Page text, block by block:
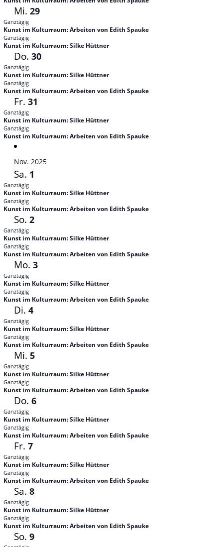
Mi. 29
Ganztägig
Kunst im Kulturraum: Arbeiten von Edith Spauke
Ganztägig
Kunst im Kulturraum: Silke Hüttner
Do. 30
Ganztägig
Kunst im Kulturraum: Silke Hüttner
Ganztägig
Kunst im Kulturraum: Arbeiten von Edith Spauke
Fr. 31
Ganztägig
Kunst im Kulturraum: Silke Hüttner
Ganztägig
Kunst im Kulturraum: Arbeiten von Edith Spauke
Nov. 2025
Sa. 1
Ganztägig
Kunst im Kulturraum: Silke Hüttner
Ganztägig
Kunst im Kulturraum: Arbeiten von Edith Spauke
So. 2
Ganztägig
Kunst im Kulturraum: Silke Hüttner
Ganztägig
Kunst im Kulturraum: Arbeiten von Edith Spauke
Mo. 3
Ganztägig
Kunst im Kulturraum: Silke Hüttner
Ganztägig
Kunst im Kulturraum: Arbeiten von Edith Spauke
Di. 4
Ganztägig
Kunst im Kulturraum: Silke Hüttner
Ganztägig
Kunst im Kulturraum: Arbeiten von Edith Spauke
Mi. 5
Ganztägig
Kunst im Kulturraum: Silke Hüttner
Ganztägig
Kunst im Kulturraum: Arbeiten von Edith Spauke
Do. 6
Ganztägig
Kunst im Kulturraum: Silke Hüttner
Ganztägig
Kunst im Kulturraum: Arbeiten von Edith Spauke
Fr. 7
Ganztägig
Kunst im Kulturraum: Silke Hüttner
Ganztägig
Kunst im Kulturraum: Arbeiten von Edith Spauke
Sa. 8
Ganztägig
Kunst im Kulturraum: Silke Hüttner
Ganztägig
Kunst im Kulturraum: Arbeiten von Edith Spauke
So. 9